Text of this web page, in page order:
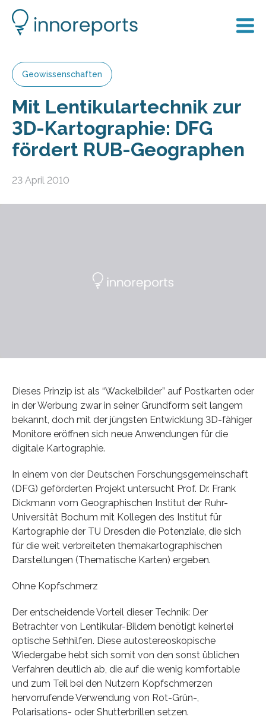
Geowissenschaften
Mit Lentikulartechnik zur
3D-Kartographie: DFG
fördert RUB-Geographen
23 April 2010
Dieses Prinzip ist als “Wackelbilder” auf Postkarten oder
in der Werbung zwar in seiner Grundform seit langem
bekannt, doch mit der jüngsten Entwicklung 3D-fähiger
Monitore eröffnen sich neue Anwendungen für die
digitale Kartographie.
In einem von der Deutschen Forschungsgemeinschaft
(DFG) geförderten Projekt untersucht Prof. Dr. Frank
Dickmann vom Geographischen Institut der Ruhr-
Universität Bochum mit Kollegen des Institut für
Kartographie der TU Dresden die Potenziale, die sich
für die weit verbreiteten themakartographischen
Darstellungen (Thematische Karten) ergeben.
Ohne Kopfschmerz
Der entscheidende Vorteil dieser Technik: Der
Betrachter von Lentikular-Bildern benötigt keinerlei
optische Sehhilfen. Diese autostereoskopische
Wiedergabe hebt sich somit von den sonst üblichen
Verfahren deutlich ab, die auf die wenig komfortable
und zum Teil bei den Nutzern Kopfschmerzen
hervorrufende Verwendung von Rot-Grün-,
Polarisations- oder Shutterbrillen setzen.